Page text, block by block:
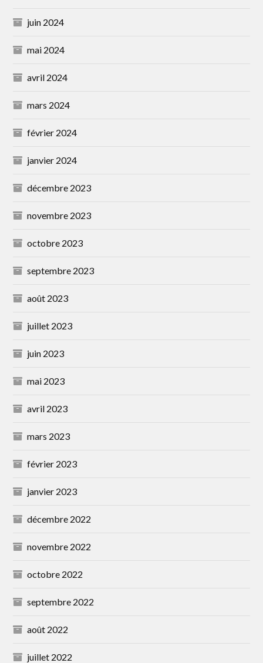
juin 2024
mai 2024
avril 2024
mars 2024
février 2024
janvier 2024
décembre 2023
novembre 2023
octobre 2023
septembre 2023
août 2023
juillet 2023
juin 2023
mai 2023
avril 2023
mars 2023
février 2023
janvier 2023
décembre 2022
novembre 2022
octobre 2022
septembre 2022
août 2022
juillet 2022